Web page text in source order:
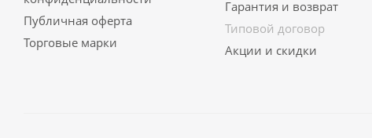
Публичная оферта
Торговые марки
Гарантия и возврат
Типовой договор
Акции и скидки